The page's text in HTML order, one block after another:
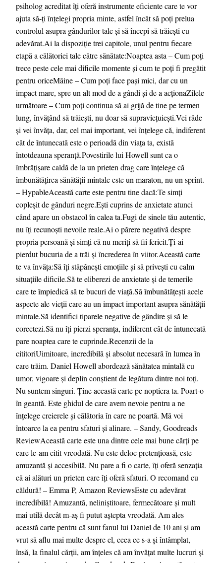
psiholog acreditat îți oferă instrumente eficiente care te vor
ajuta să-ți înțelegi propria minte, astfel încât să poți prelua
controlul asupra gândurilor tale și să începi să trăiești cu
adevărat.Ai la dispoziție trei capitole, unul pentru fiecare
etapă a călătoriei tale către sănătate:Noaptea asta – Cum poți
trece peste cele mai dificile momente și cum te poți fi pregătit
pentru oriceMâine – Cum poți face pași mici, dar cu un
impact mare, spre un alt mod de a gândi și de a acționaZilele
următoare – Cum poți continua să ai grijă de tine pe termen
lung, învățând să trăiești, nu doar să supraviețuiești.Vei râde
și vei învăța, dar, cel mai important, vei înțelege că, indiferent
cât de întunecată este o perioadă din viața ta, există
întotdeauna speranță.Povestirile lui Howell sunt ca o
îmbrățișare caldă de la un prieten drag care înțelege că
îmbunătățirea sănătății mintale este un maraton, nu un sprint.
– HypableAceastă carte este pentru tine dacă:Te simți
copleșit de gânduri negre.Ești cuprins de anxietate atunci
când apare un obstacol în calea ta.Fugi de sinele tău autentic,
nu îți recunoști nevoile reale.Ai o părere negativă despre
propria persoană și simți că nu meriți să fii fericit.Ți-ai
pierdut bucuria de a trăi și încrederea în viitor.Această carte
te va învăța:Să îți stăpânești emoțiile și să privești cu calm
situațiile dificile.Să te eliberezi de anxietate și de temerile
care te împiedică să te bucuri de viață.Să îmbunătățești acele
aspecte ale vieții care au un impact important asupra sănătății
mintale.Să identifici tiparele negative de gândire și să le
corectezi.Să nu îți pierzi speranța, indiferent cât de întunecată
pare noaptea care te cuprinde.Recenzii de la
cititoriUimitoare, incredibilă și absolut necesară în lumea în
care trăim. Daniel Howell abordează sănătatea mintală cu
umor, vigoare și deplin conștient de legătura dintre noi toți.
Nu suntem singuri. Ține această carte pe noptiera ta. Poart-o
în geantă. Este ghidul de care avem nevoie pentru a ne
înțelege creierele și călătoria în care ne poartă. Mă voi
întoarce la ea pentru sfaturi și alinare. – Sandy, Goodreads
ReviewAceastă carte este una dintre cele mai bune cărți pe
care le-am citit vreodată. Nu este deloc pretențioasă, este
amuzantă și accesibilă. Nu pare a fi o carte, îți oferă senzația
că ai alături un prieten care îți oferă sfaturi. O recomand cu
căldură! – Emma P, Amazon ReviewsEste cu adevărat
incredibilă! Amuzantă, neliniștitoare, fermecătoare și mult
mai utilă decât m-aș fi putut aștepta vreodată. Am ales
această carte pentru că sunt fanul lui Daniel de 10 ani și am
vrut să aflu mai multe despre el, ceea ce s-a și întâmplat,
însă, la finalul cărții, am înțeles că am învățat multe lucruri și